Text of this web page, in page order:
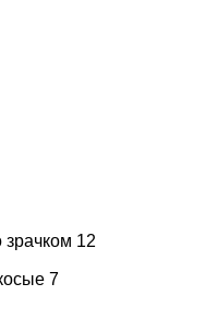
12
7